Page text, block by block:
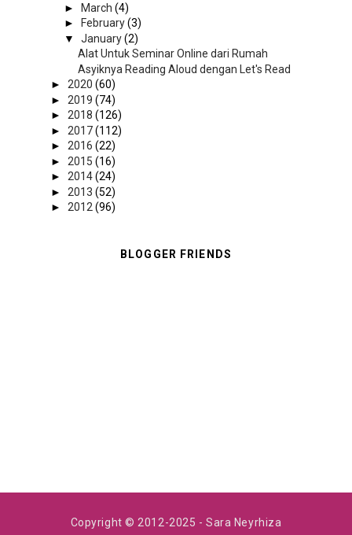
►
March (4)
►
February(3)
▼ January(2)
Alat Untuk Seminar Online dari Rumah
Asyiknya Reading Aloud dengan Let's Read
► 2020 (60)
► 2019 (74)
► 2018 (126)
► 2017(112)
► 2016 (22)
► 2015 (16)
► 2014(24)
► 2013 (52)
► 2012(96)
BLOGGER FRIENDS
Copyright © 2012-2025 - Sara Neyrhiza